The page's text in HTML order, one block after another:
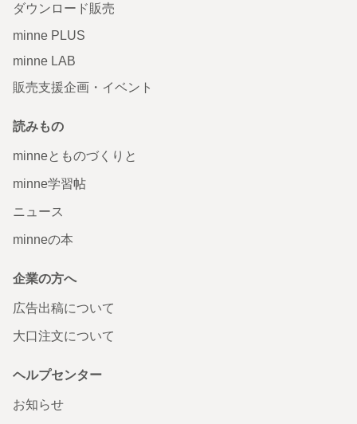
ダウンロード販売
minne PLUS
minne LAB
販売支援企画・イベント
読みもの
minneとものづくりと
minne学習帖
ニュース
minneの本
企業の方へ
広告出稿について
大口注文について
ヘルプセンター
お知らせ